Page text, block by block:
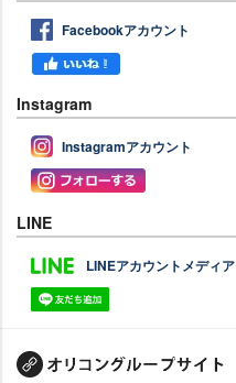
Facebookアカウント
Instagram
Instagramアカウント
LINE
LINEアカウントメディア